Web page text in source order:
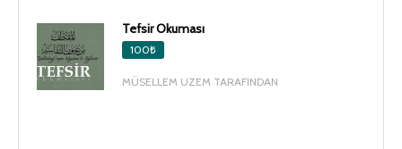
Tefsir Okuması
100₺
MÜSELLEM UZEM TARAFINDAN